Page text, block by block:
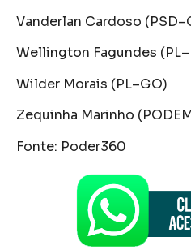
Vanderlan Cardoso
Wellington Fagundes
Wilder Morais (PL–GO)
Zequinha Marinho
Fonte: Poder360